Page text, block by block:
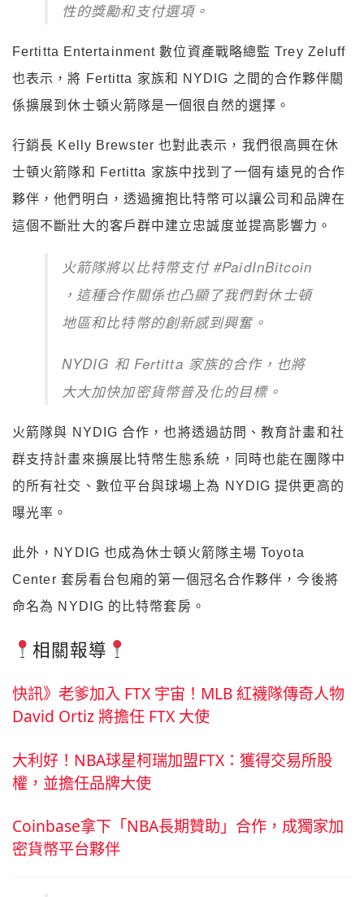
性的獎勵和支付選項。
Fertitta Entertainment 數位資產戰略總監 Trey Zeluff
也表示，將 Fertitta 家族和 NYDIG 之間的合作夥伴關
係擴展到休士頓火箭隊是一個很自然的選擇。
行銷長 Kelly Brewster 也對此表示，我們很高興在休
士頓火箭隊和 Fertitta 家族中找到了一個有遠見的合作
夥伴，他們明白，透過擁抱比特幣可以讓公司和品牌在
這個不斷壯大的客戶群中建立忠誠度並提高影響力。
火箭隊將以比特幣支付 #PaidInBitcoin
，這種合作關係也凸顯了我們對休士頓
地區和比特幣的創新感到興奮。
NYDIG 和 Fertitta 家族的合作，也將
大大加快加密貨幣普及化的目標。
火箭隊與 NYDIG 合作，也將透過訪問、教育計畫和社
群支持計畫來擴展比特幣生態系統，同時也能在團隊中
的所有社交、數位平台與球場上為 NYDIG 提供更高的
曝光率。
此外，NYDIG 也成為休士頓火箭隊主場 Toyota
Center 套房看台包廂的第一個冠名合作夥伴，今後將
命名為 NYDIG 的比特幣套房。
相關報導
快訊》老爹加入 FTX 宇宙！MLB 紅襪隊傳奇人物
David Ortiz 將擔任 FTX 大使
大利好！NBA球星柯瑞加盟FTX：獲得交易所股
權，並擔任品牌大使
Coinbase拿下「NBA長期贊助」合作，成獨家加
密貨幣平台夥伴